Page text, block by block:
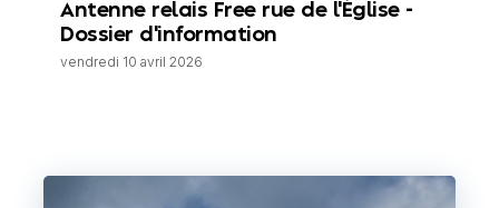
Antenne relais Free rue de l'Église -
Dossier d'information
vendredi 10 avril 2026